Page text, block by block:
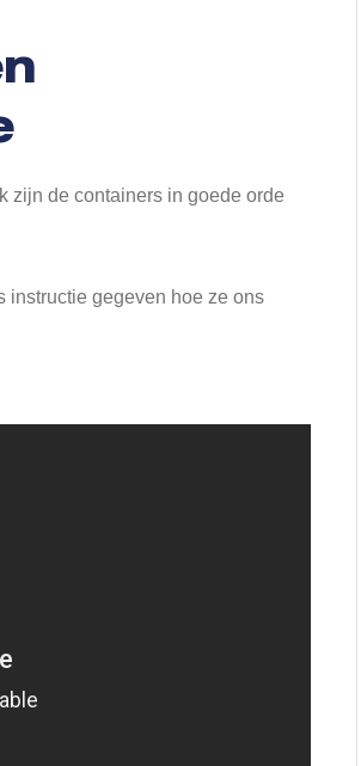
zijn de containers in goede orde
instructie gegeven hoe ze ons